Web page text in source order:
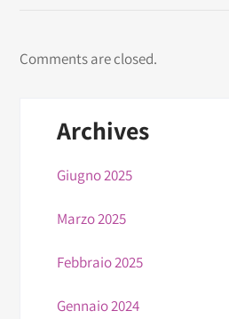
Comments are closed.
Archives
Giugno 2025
Marzo 2025
Febbraio 2025
Gennaio 2024